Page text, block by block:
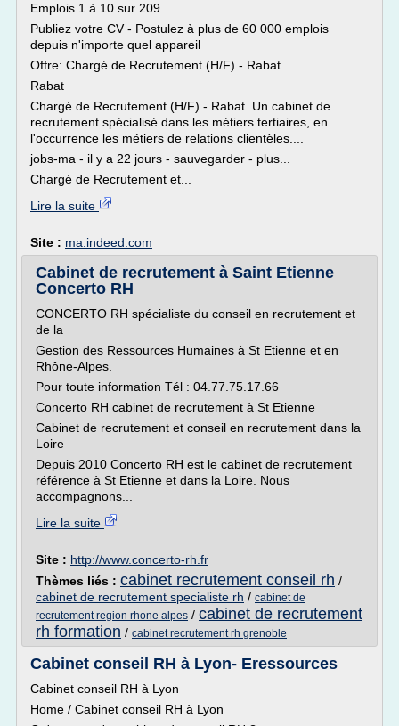
Emplois 1 à 10 sur 209
Publiez votre CV - Postulez à plus de 60 000 emplois
depuis n'importe quel appareil
Offre: Chargé de Recrutement (H/F) - Rabat
Rabat
Chargé de Recrutement (H/F) - Rabat. Un cabinet de
recrutement spécialisé dans les métiers tertiaires, en
l'occurrence les métiers de relations clientèles....
jobs-ma - il y a 22 jours - sauvegarder - plus...
Chargé de Recrutement et...
Lire la suite
Site : ma.indeed.com
Cabinet de recrutement à Saint Etienne
Concerto RH
CONCERTO RH spécialiste du conseil en recrutement et
de la
Gestion des Ressources Humaines à St Etienne et en
Rhône-Alpes.
Pour toute information Tél : 04.77.75.17.66
Concerto RH cabinet de recrutement à St Etienne
Cabinet de recrutement et conseil en recrutement dans la
Loire
Depuis 2010 Concerto RH est le cabinet de recrutement
référence à St Etienne et dans la Loire. Nous
accompagnons...
Lire la suite
Site : http://www.concerto-rh.fr
Thèmes liés : cabinet recrutement conseil rh /
cabinet de recrutement specialiste rh / cabinet de
recrutement region rhone alpes / cabinet de recrutement
rh formation / cabinet recrutement rh grenoble
Cabinet conseil RH à Lyon- Eressources
Cabinet conseil RH à Lyon
Home / Cabinet conseil RH à Lyon